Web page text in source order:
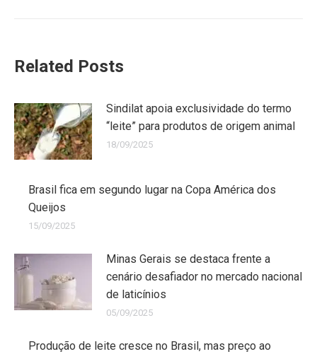
Related Posts
Sindilat apoia exclusividade do termo
“leite” para produtos de origem animal
18/09/2025
Brasil fica em segundo lugar na Copa América dos
Queijos
15/09/2025
Minas Gerais se destaca frente a
cenário desafiador no mercado nacional
de laticínios
05/09/2025
Produção de leite cresce no Brasil, mas preço ao